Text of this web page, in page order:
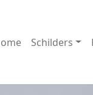
Schilders